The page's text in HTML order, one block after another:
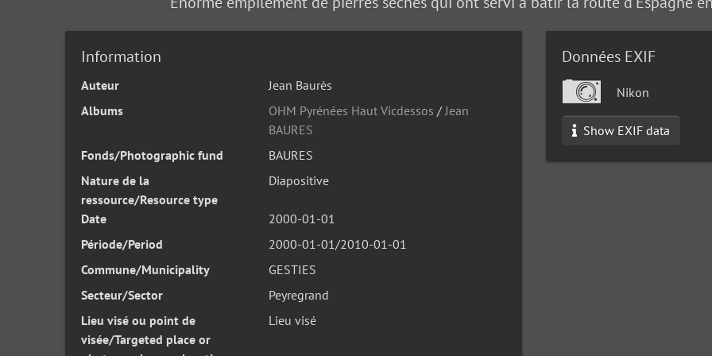
Information
Auteur
Jean Baurès
Albums
OHM Pyrénées Haut Vicdessos /Jean
BAURES
Fonds/Photographic fund
BAURES
Nature de la
ressource/Resource type
Diapositive
Date
2000-01-01
Période/Period
2000-01-01/2010-01-01
Commune/Municipality
GESTIES
Secteur/Sector
Peyregrand
Lieu visé ou point de
visée/Targeted place or
Lieu visé
Données EXIF
Nikon
Show EXIF data